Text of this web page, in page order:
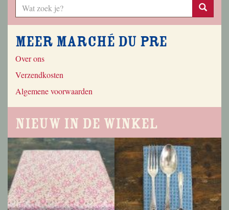
Meer Marché du Pre
Over ons
Verzendkosten
Algemene voorwaarden
Nieuw in de winkel